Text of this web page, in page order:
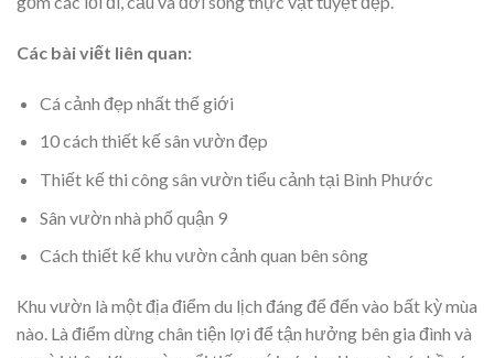
Các bài viết liên quan:
Cá cảnh đẹp nhất thế giới
10 cách thiết kế sân vườn đẹp
Thiết kế thi công sân vườn tiểu cảnh tại Bình Phước
Sân vườn nhà phố quận 9
Cách thiết kế khu vườn cảnh quan bên sông
Khu vườn là một địa điểm du lịch đáng để đến vào bất kỳ mùa
nào. Là điểm dừng chân tiện lợi để tận hưởng bên gia đình và